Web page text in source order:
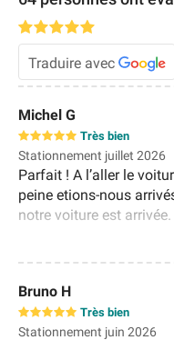
Traduire avec
Michel G
Très bien
Stationnement juillet 2026
Parfait ! A l’aller le
peine etions-nous
notre voiture est
retrouver les navettes
Bruno H
Très bien
Stationnement juin 2026